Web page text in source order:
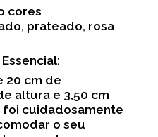
cores
prateado, rosa
20 cm de
altura e 3,50 cm
cuidadosamente
o seu